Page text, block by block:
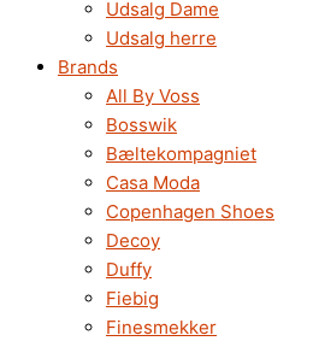
Udsalg Dame
Udsalg herre
Brands
All By Voss
Bosswik
Bæltekompagniet
Casa Moda
Copenhagen Shoes
Decoy
Duffy
Fiebig
Finesmekker